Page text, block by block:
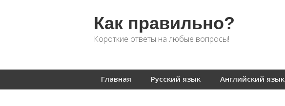
Как правильно?
Короткие ответы на любые вопросы!
Главная Русский язык Английский язык